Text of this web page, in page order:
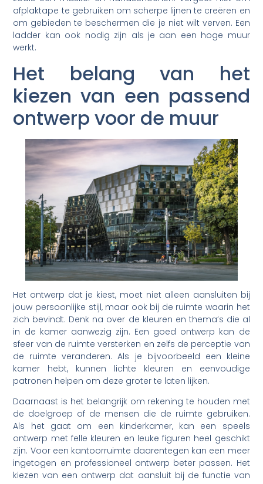
afplaktape te gebruiken om scherpe lijnen te creëren en
om gebieden te beschermen die je niet wilt verven. Een
ladder kan ook nodig zijn als je aan een hoge muur
werkt.
Het belang van het
kiezen van een passend
ontwerp voor de muur
Het ontwerp dat je kiest, moet niet alleen aansluiten bij
jouw persoonlijke stijl, maar ook bij de ruimte waarin het
zich bevindt. Denk na over de kleuren en thema’s die al
in de kamer aanwezig zijn. Een goed ontwerp kan de
sfeer van de ruimte versterken en zelfs de perceptie van
de ruimte veranderen. Als je bijvoorbeeld een kleine
kamer hebt, kunnen lichte kleuren en eenvoudige
patronen helpen om deze groter te laten lijken.
Daarnaast is het belangrijk om rekening te houden met
de doelgroep of de mensen die de ruimte gebruiken.
Als het gaat om een kinderkamer, kan een speels
ontwerp met felle kleuren en leuke figuren heel geschikt
zijn. Voor een kantoorruimte daarentegen kan een meer
ingetogen en professioneel ontwerp beter passen. Het
kiezen van een ontwerp dat aansluit bij de functie van